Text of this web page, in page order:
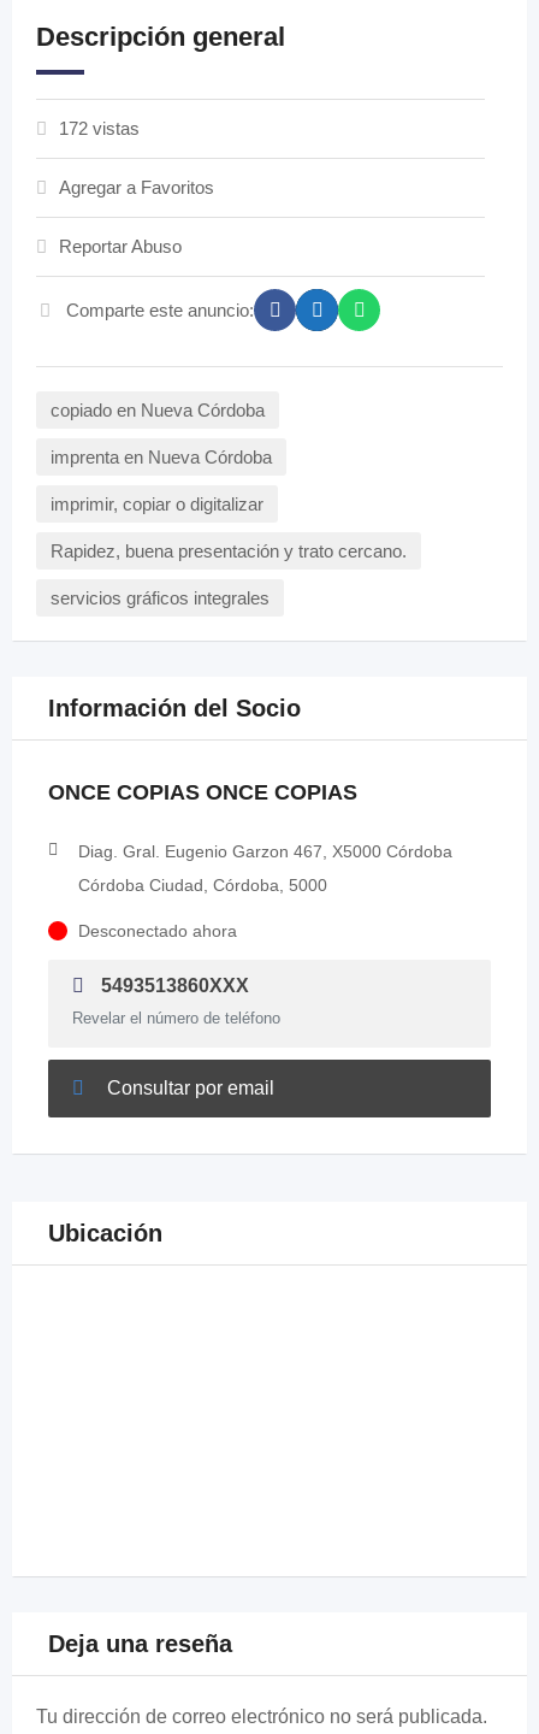
Descripción general
172 vistas
Agregar a Favoritos
Reportar Abuso
Comparte este anuncio:
copiado en Nueva Córdoba
imprenta en Nueva Córdoba
imprimir, copiar o digitalizar
Rapidez, buena presentación y trato cercano.
servicios gráficos integrales
Información del Socio
ONCE COPIAS ONCE COPIAS
Diag. Gral. Eugenio Garzon 467, X5000 Córdoba
Córdoba Ciudad, Córdoba, 5000
Desconectado ahora
5493513860XXX
Revelar el número de teléfono
Consultar por email
Ubicación
Deja una reseña
Tu dirección de correo electrónico no será publicada.